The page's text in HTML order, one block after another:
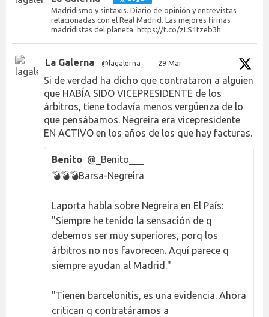
Madridismo y sintaxis. Diario de opinión y entrevistas
relacionadas con el Real Madrid. Las mejores firmas
madridistas del planeta. https://t.co/zLS1tzeb3h
La Galerna @lagalerna_ · 29 Mar
Si de verdad ha dicho que contrataron a alguien
que HABÍA SIDO VICEPRESIDENTE de los
árbitros, tiene todavía menos vergüenza de lo
que pensábamos. Negreira era vicepresidente
EN ACTIVO en los años de los que hay facturas.
Benito @_Benito___
💣💣💣Barsa-Negreira
Laporta habla sobre Negreira en El País:
"Siempre he tenido la sensación de q
debemos ser muy superiores, porq los
árbitros no nos favorecen. Aquí parece q
siempre ayudan al Madrid."
"Tienen barcelonitis, es una evidencia. Ahora
critican q contratáramos a